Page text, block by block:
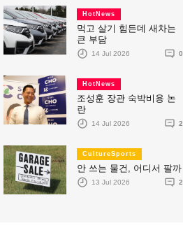
HotNews
먹고 살기 힘든데 새차는
큰 부담
14 Jul 2026 0
HotNews
조성훈 장관 숙박비용 논
란
14 Jul 2026 2
CultureSports
안 쓰는 물건, 어디서 팔까
13 Jul 2026 2